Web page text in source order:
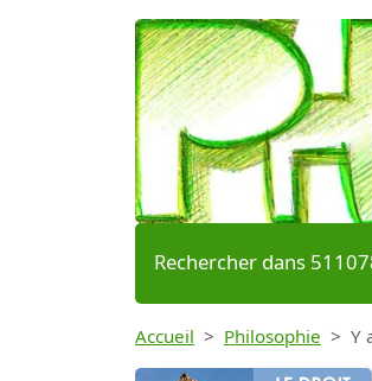
Rechercher dans
Accueil Philosophie Y